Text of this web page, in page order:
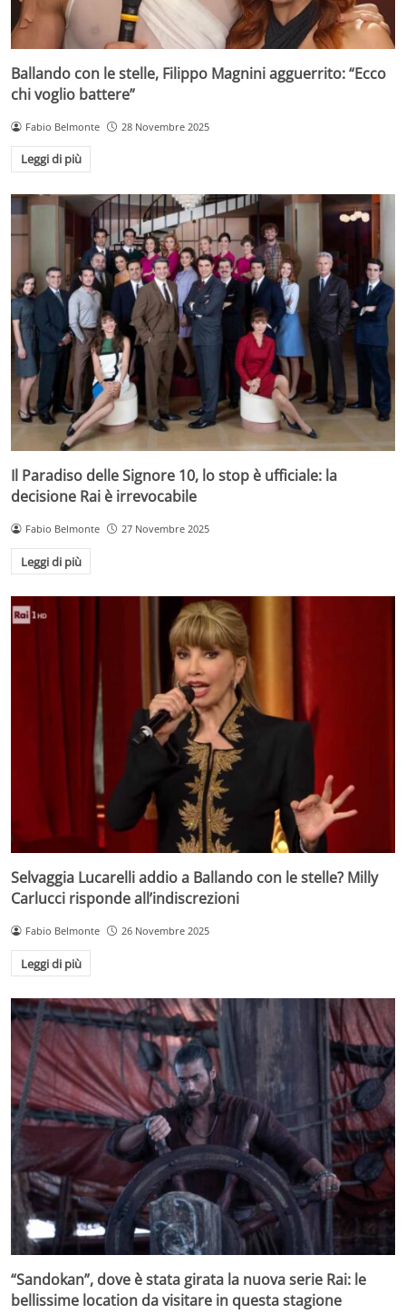
Ballando con le stelle, Filippo Magnini agguerrito: “Ecco
chi voglio battere”
Fabio Belmonte 28 Novembre 2025
Leggi di più
Il Paradiso delle Signore 10, lo stop è ufficiale: la
decisione Rai è irrevocabile
Fabio Belmonte 27 Novembre 2025
Leggi di più
Selvaggia Lucarelli addio a Ballando con le stelle? Milly
Carlucci risponde all’indiscrezioni
Fabio Belmonte 26 Novembre 2025
Leggi di più
“Sandokan”, dove è stata girata la nuova serie Rai: le
bellissime location da visitare in questa stagione